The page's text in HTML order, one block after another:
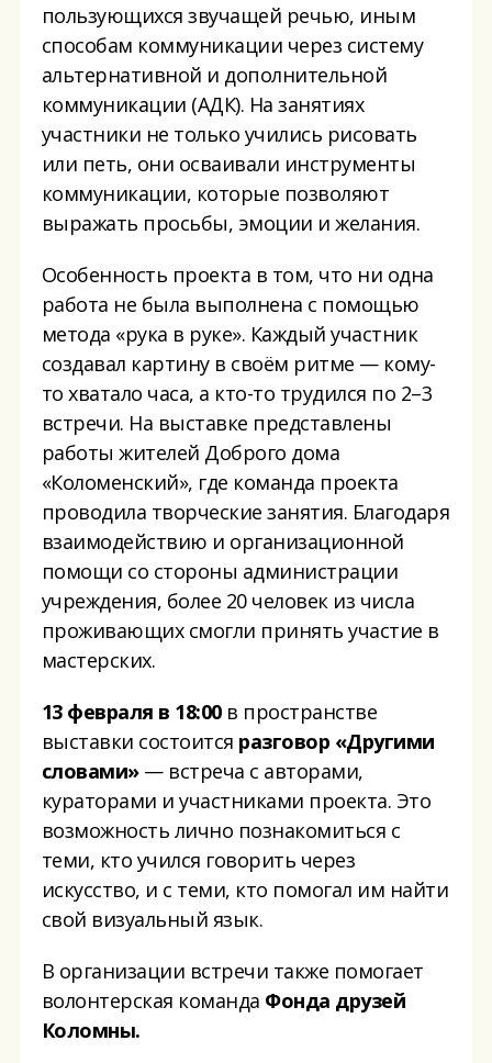
пользующихся звучащей речью, иным
способам коммуникации через систему
альтернативной и дополнительной
коммуникации (АДК). На занятиях
участники не только учились рисовать
или петь, они осваивали инструменты
коммуникации, которые позволяют
выражать просьбы, эмоции и желания.
Особенность проекта в том, что ни одна
работа не была выполнена с помощью
метода «рука в руке». Каждый участник
создавал картину в своём ритме — кому-
то хватало часа, а кто-то трудился по 2–3
встречи. На выставке представлены
работы жителей Доброго дома
«Коломенский», где команда проекта
проводила творческие занятия. Благодаря
взаимодействию и организационной
помощи со стороны администрации
учреждения, более 20 человек из числа
проживающих смогли принять участие в
мастерских.
13 февраля в 18:00в пространстве
выставки состоится разговор «Другими
словами»— встреча с авторами,
кураторами и участниками проекта. Это
возможность лично познакомиться с
теми, кто учился говорить через
искусство, и с теми, кто помогал им найти
свой визуальный язык.
В организации встречи также помогает
волонтерская команда Фонда друзей
Коломны.